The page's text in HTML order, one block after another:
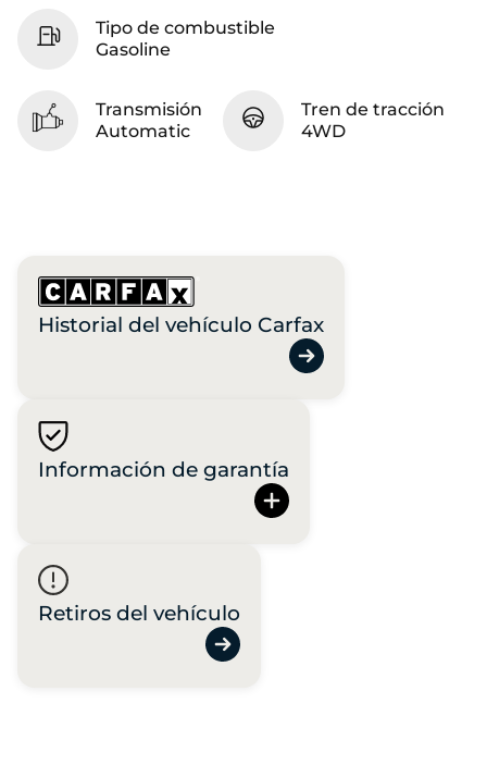
Tipo de combustible
Gasoline
Transmisión
Automatic
Tren de tracción
4WD
Historial del vehículo Carfax
Información de garantía
Retiros del vehículo